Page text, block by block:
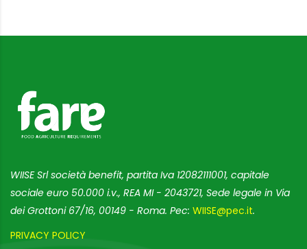
WIISE Srl società benefit, partita Iva 12082111001, capitale
sociale euro 50.000 i.v., REA MI - 2043721, Sede legale in Via
dei Grottoni 67/16, 00149 - Roma. Pec: WIISE@pec.it.
PRIVACY POLICY